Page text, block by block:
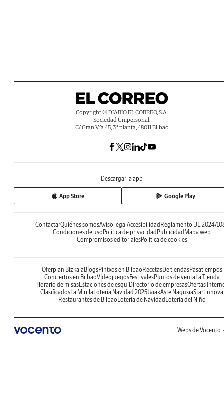
Copyright © DIARIO EL CORREO, S.A.
Sociedad Unipersonal.
C/ Gran Vía 45, 3ª planta, 48011 Bilbao
Descargar la app
App Store Google Play
ContactarQuiénes somosAviso legal Accesibilidad Reglamento UE 2024/
Condiciones de uso Política de privacidad Publicidad Mapa web
Compromisos editorialesPolítica de cookies
Oferplan Bizkaia BlogsPintxos en Bilbao RecetasDe tiendasPasatiempos
Conciertos en BilbaoVideojuegosFestivalesPuntos de venta La Tienda
Horario de misasEstaciones de esquíDirectorio de empresasOfertas
ClasificadosLa Mirilla Lotería Navidad 2025JaiakAste NagusiaStartinnova
Restaurantes de Bilbao Lotería de Navidad Lotería del Niño
Webs de Vocento